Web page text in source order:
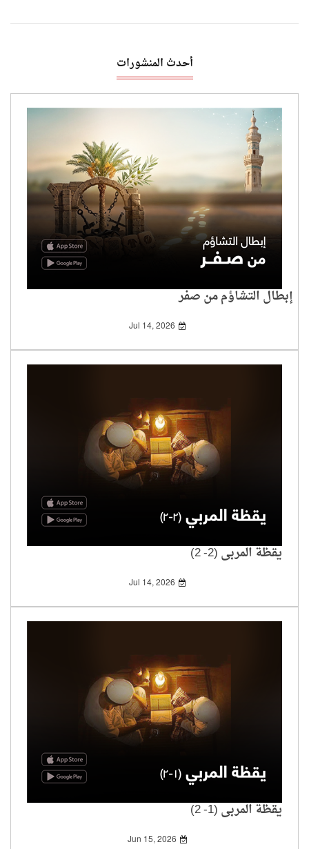
أحدث المنشورات
إبطال التشاؤم من صفر
Jul 14, 2026
يقظة المربي (2- 2)
Jul 14, 2026
يقظة المربي (1- 2)
Jun 15, 2026